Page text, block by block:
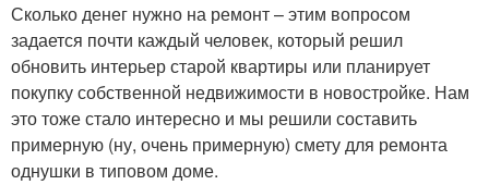
Сколько денег нужно на ремонт – этим вопросом
задается почти каждый человек, который решил
обновить интерьер старой квартиры или планирует
покупку собственной недвижимости в новостройке. Нам
это тоже стало интересно и мы решили составить
примерную (ну, очень примерную) смету для ремонта
однушки в типовом доме.